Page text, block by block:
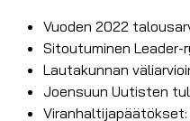
Vuoden 2022
Sitoutuminen
Lautakunnan
Joensuun Uutisten